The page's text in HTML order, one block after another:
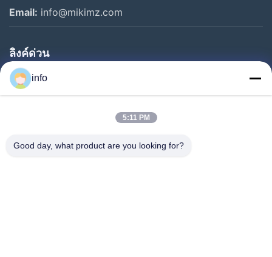
Email: info@mikimz.com
ลิงค์ด่วน
บ้าน
สินค้า
เกี่ยวกับเรา
info
5:11 PM
Good day, what product are you looking for?